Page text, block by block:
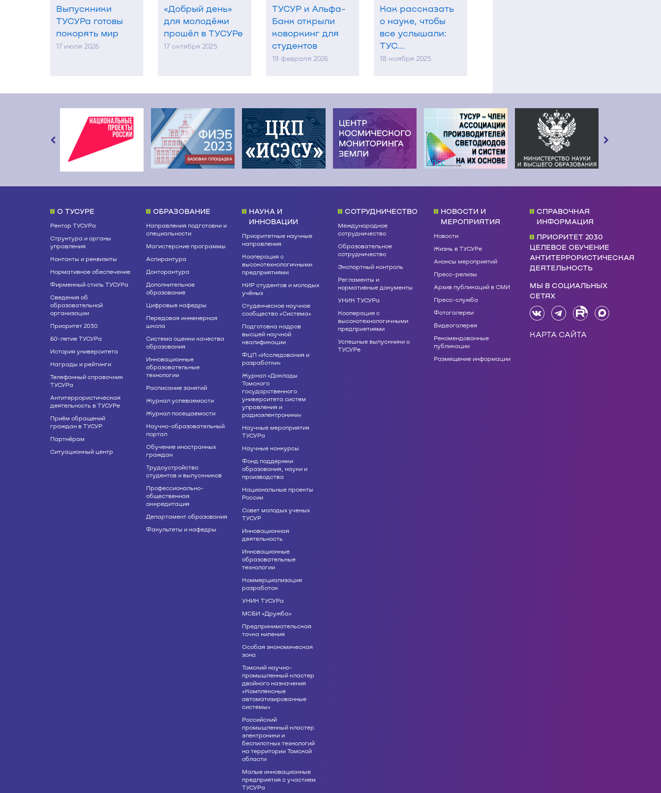
Выпускники
ТУСУРа готовы
покорять мир
17 июля 2026
«Добрый день»
для молодёжи
прошёл в ТУСУРе
17 октября 2025
ТУСУР и Альфа-
Банк открыли
коворкинг для
студентов
19 февраля 2026
Как рассказать
о науке, чтобы
все услышали:
ТУС...
18 ноября 2025
О ТУСУРЕ
Ректор ТУСУРа
Структура и органы
управления
Контакты и реквизиты
Нормативное обеспечение
Фирменный стиль ТУСУРа
Сведения об
образовательной
организации
Приоритет 2030
60-летие ТУСУРа
История университета
Награды и рейтинги
Телефонный справочник
ТУСУРа
Антитеррористическая
деятельность в ТУСУРе
Приём обращений
граждан в ТУСУР
Партнёрам
Ситуационный центр
ОБРАЗОВАНИЕ
Направления подготовки и
специальности
Магистерские программы
Аспирантура
Докторантура
Дополнительное
образование
Цифровые кафедры
Передовая инженерная
школа
Система оценки качества
образования
Инновационные
образовательные
технологии
Расписание занятий
Журнал успеваемости
Журнал посещаемости
Научно-образовательный
портал
Обучение иностранных
граждан
Трудоустройство
студентов и выпускников
Профессионально-
общественная
аккредитация
Департамент образования
Факультеты и кафедры
НАУКА И
ИННОВАЦИИ
Приоритетные научные
направления
Кооперация с
высокотехнологичными
предприятиями
НИР студентов и молодых
учёных
Студенческое научное
сообщество «Система»
Подготовка кадров
высшей научной
квалификации
ФЦП «Исследования и
разработки»
Журнал «Доклады
Томского
государственного
университета систем
управления и
радиоэлектроники»
Научные мероприятия
ТУСУРа
Научные конкурсы
Фонд поддержки
образования, науки и
производства
Национальные проекты
России
Совет молодых ученых
ТУСУР
Инновационная
деятельность
Инновационные
образовательные
технологии
Коммерциализация
разработок
УНИК ТУСУРа
МСБИ «Дружба»
Предпринимательская
точка кипения
Особая экономическая
зона
Томский научно-
промышленный кластер
двойного назначения
«Комплексные
автоматизированные
системы»
Российский
промышленный кластер
электроники и
беспилотных технологий
на территории Томской
области
Малые инновационные
предприятия с участием
ТУСУРа
СОТРУДНИЧЕСТВО
Международное
сотрудничество
Образовательное
сотрудничество
Экспортный контроль
Регламенты и
нормативные документы
УНИК ТУСУРа
Кооперация с
высокотехнологичными
предприятиями
Успешные выпускники о
ТУСУРе
НОВОСТИ И
МЕРОПРИЯТИЯ
Новости
Жизнь в ТУСУРе
Анонсы мероприятий
Пресс-релизы
Архив публикаций в СМИ
Пресс-служба
Фотогалереи
Видеогалерея
Рекомендованные
публикации
Размещение информации
СПРАВОЧНАЯ
ИНФОРМАЦИЯ
ПРИОРИТЕТ 2030
ЦЕЛЕВОЕ ОБУЧЕНИЕ
АНТИТЕРРОРИСТИЧЕСКАЯ
ДЕЯТЕЛЬНОСТЬ
МЫ В СОЦИАЛЬНЫХ
СЕТЯХ
КАРТА САЙТА